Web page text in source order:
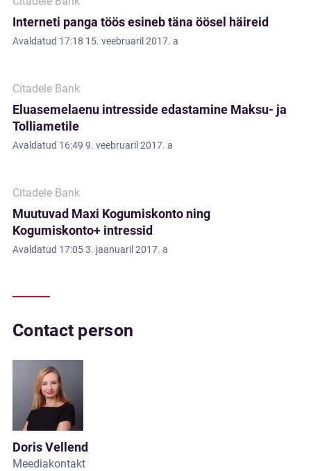
Interneti panga töös esineb täna öösel häireid
Avaldatud 17:18 15. veebruaril 2017. a
Citadele Bank
Eluasemelaenu intresside edastamine Maksu- ja
Tolliametile
Avaldatud 16:49 9. veebruaril 2017. a
Citadele Bank
Muutuvad Maxi Kogumiskonto ning
Kogumiskonto+ intressid
Avaldatud 17:05 3. jaanuaril 2017. a
Contact person
Doris Vellend
Meediakontakt